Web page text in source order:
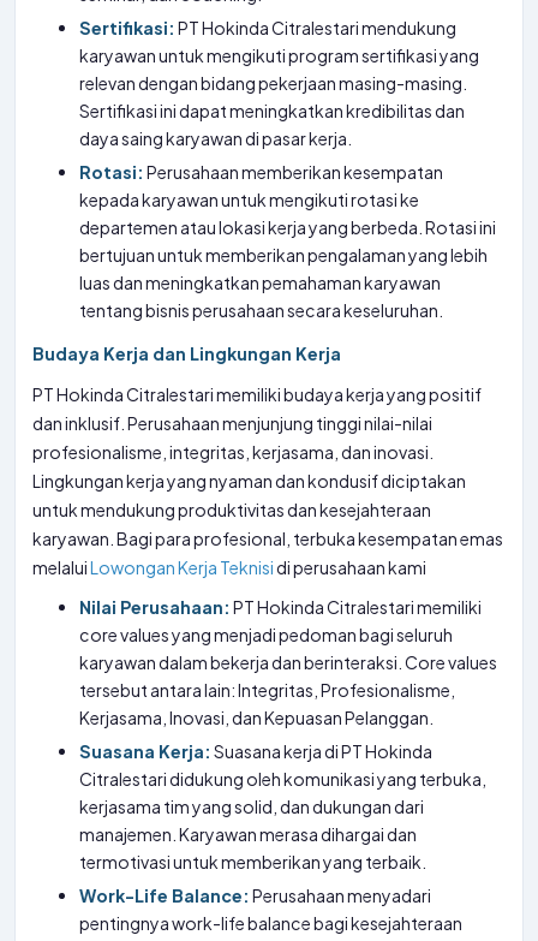
Sertifikasi: PT Hokinda Citralestari mendukung
karyawan untuk mengikuti program sertifikasi yang
relevan dengan bidang pekerjaan masing-masing.
Sertifikasi ini dapat meningkatkan kredibilitas dan
daya saing karyawan di pasar kerja.
Rotasi: Perusahaan memberikan kesempatan
kepada karyawan untuk mengikuti rotasi ke
departemen atau lokasi kerja yang berbeda. Rotasi ini
bertujuan untuk memberikan pengalaman yang lebih
luas dan meningkatkan pemahaman karyawan
tentang bisnis perusahaan secara keseluruhan.
Budaya Kerja dan Lingkungan Kerja
PT Hokinda Citralestari memiliki budaya kerja yang positif
dan inklusif. Perusahaan menjunjung tinggi nilai-nilai
profesionalisme, integritas, kerjasama, dan inovasi.
Lingkungan kerja yang nyaman dan kondusif diciptakan
untuk mendukung produktivitas dan kesejahteraan
karyawan. Bagi para profesional, terbuka kesempatan emas
melaluiLowongan Kerja Teknisidi perusahaan kami
Nilai Perusahaan: PT Hokinda Citralestari memiliki
core values yang menjadi pedoman bagi seluruh
karyawan dalam bekerja dan berinteraksi. Core values
tersebut antara lain: Integritas, Profesionalisme,
Kerjasama, Inovasi, dan Kepuasan Pelanggan.
Suasana Kerja: Suasana kerja di PT Hokinda
Citralestari didukung oleh komunikasi yang terbuka,
kerjasama tim yang solid, dan dukungan dari
manajemen. Karyawan merasa dihargai dan
termotivasi untuk memberikan yang terbaik.
Work-Life Balance: Perusahaan menyadari
pentingnya work-life balance bagi kesejahteraan